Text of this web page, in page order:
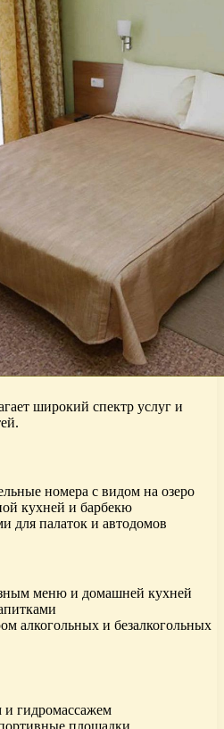
широкий спектр услуг и
номера с видом на озеро
кухней и барбекю
для палаток и автодомов
меню и домашней кухней
алкогольных и безалкогольных
и гидромассажем
площадки